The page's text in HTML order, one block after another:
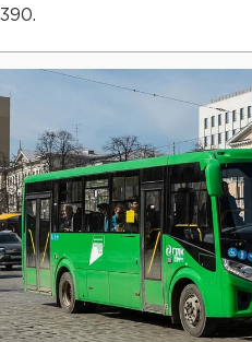
390.